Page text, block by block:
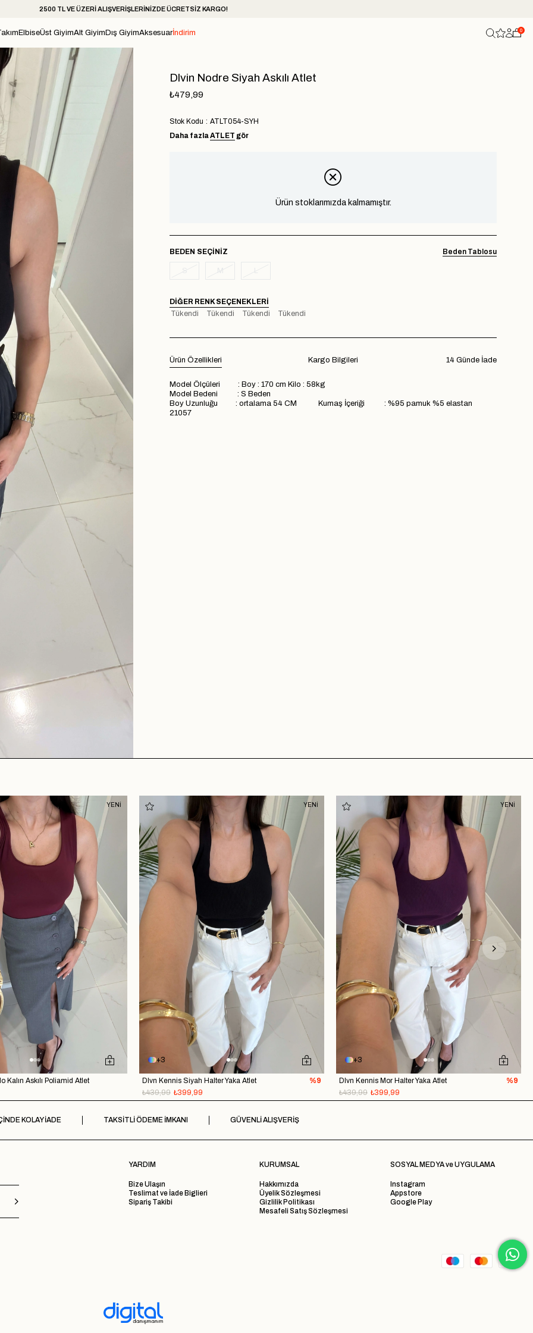
2500 TL VE ÜZERİ ALIŞVERİŞLERİNİZDE ÜCRETSİZ KARGO!
ElbiseÜst GiyimAlt Giyim Dış GiyimAksesuarİndirim 0
Dlvin Nodre Siyah Askılı Atlet
₺479,99
Stok Kodu
ATLT054-SYH
Daha fazlaATLET gör
Ürün stoklarımızda kalmamıştır.
Beden Tablosu
BEDEN
DIĞER RENK SEÇENEKLERI
Tükendi
Tükendi Tükendi Tükendi
Ürün Özellikleri 14 Günde İade
Kargo Bilgileri
Model Ölçüleri : Boy : 170 cm Kilo : 58kg
Model Bedeni : S Beden
Boy Uzunluğu : ortalama 54 CM Kumaş İçeriği : %95 pamuk %5 elastan
21057
Kalın Askılı Poliamid Atlet
YENİ
3
Dlvn Kennis Siyah Halter Yaka Atlet
₺399,99
₺439,99
%9
YENİ
3
Dlvn Kennis Mor Halter Yaka Atlet
₺399,99
₺439,99
%9
YENİ
KOLAY İADE TAKSİTLİ ÖDEME İMKANI GÜVENLİ ALIŞVERİŞ
YARDIM
Bize Ulaşın
Teslimat ve İade Biglieri
Sipariş Takibi
KURUMSAL
Hakkımızda
Üyelik Sözleşmesi
Gizlilik Politikası
Mesafeli Satış Sözleşmesi
SOSYAL MEDYA ve UYGULAMA
Instagram
Appstore
Google Play